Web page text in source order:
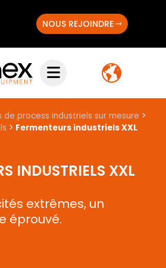
NOUS REJOINDRE
de process industriels sur mesure >
> Fermenteurs industriels XXL
INDUSTRIELS XXL
extrêmes, un
éprouvé.